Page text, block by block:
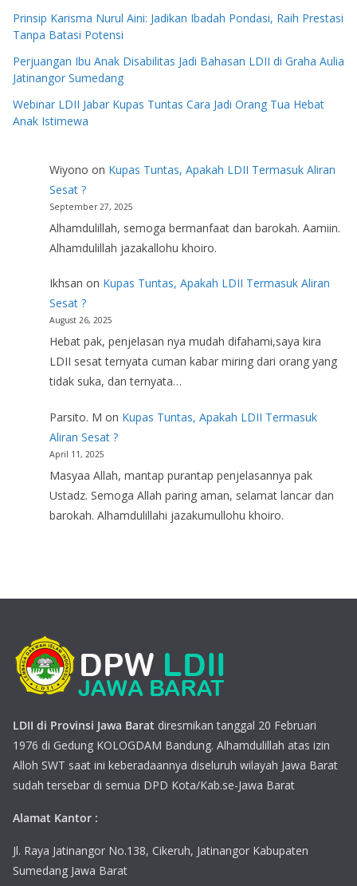
Prinsip Karisma Nurul Aini: Jadikan Ibadah Pondasi, Raih Prestasi
Tanpa Batasi Potensi
Perjuangan Ibu Anak Disabilitas Jadi Bahasan LDII di Graha Aulia
Jatinangor Sumedang
Webinar LDII Jabar Kupas Tuntas Cara Jadi Orang Tua Hebat
Anak Istimewa
Wiyono on Kupas Tuntas, Apakah LDII Termasuk Aliran
Sesat ?
September 27, 2025
Alhamdulillah, semoga bermanfaat dan barokah. Aamiin.
Alhamdulillah jazakallohu khoiro.
Ikhsan on Kupas Tuntas, Apakah LDII Termasuk Aliran
Sesat ?
August 26, 2025
Hebat pak, penjelasan nya mudah difahami,saya kira
LDII sesat ternyata cuman kabar miring dari orang yang
tidak suka, dan ternyata…
Parsito. M on Kupas Tuntas, Apakah LDII Termasuk
Aliran Sesat ?
April 11, 2025
Masyaa Allah, mantap purantap penjelasannya pak
Ustadz. Semoga Allah paring aman, selamat lancar dan
barokah. Alhamdulillahi jazakumullohu khoiro.
LDII di Provinsi Jawa Barat diresmikan tanggal 20 Februari
1976 di Gedung KOLOGDAM Bandung. Alhamdulillah atas izin
Alloh SWT saat ini keberadaannya diseluruh wilayah Jawa Barat
sudah tersebar di semua DPD Kota/Kab.se-Jawa Barat
Alamat Kantor :
Jl. Raya Jatinangor No.138, Cikeruh, Jatinangor Kabupaten
Sumedang Jawa Barat